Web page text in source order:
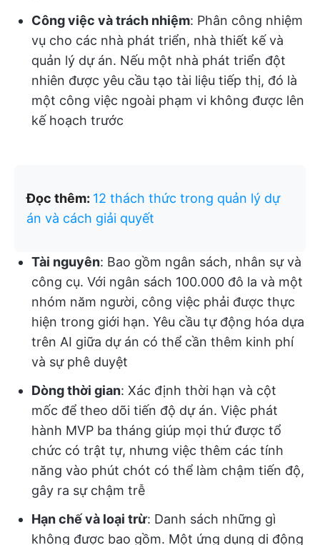
Công việc và trách nhiệm: Phân công nhiệm
vụ cho các nhà phát triển, nhà thiết kế và
quản lý dự án. Nếu một nhà phát triển đột
nhiên được yêu cầu tạo tài liệu tiếp thị, đó là
một công việc ngoài phạm vi không được lên
kế hoạch trước
Đọc thêm: 12 thách thức trong quản lý dự
án và cách giải quyết
Tài nguyên: Bao gồm ngân sách, nhân sự và
công cụ. Với ngân sách 100.000 đô la và một
nhóm năm người, công việc phải được thực
hiện trong giới hạn. Yêu cầu tự động hóa dựa
trên AI giữa dự án có thể cần thêm kinh phí
và sự phê duyệt
Dòng thời gian: Xác định thời hạn và cột
mốc để theo dõi tiến độ dự án. Việc phát
hành MVP ba tháng giúp mọi thứ được tổ
chức có trật tự, nhưng việc thêm các tính
năng vào phút chót có thể làm chậm tiến độ,
gây ra sự chậm trễ
Hạn chế và loại trừ: Danh sách những gì
không được bao gồm. Một ứng dụng di động